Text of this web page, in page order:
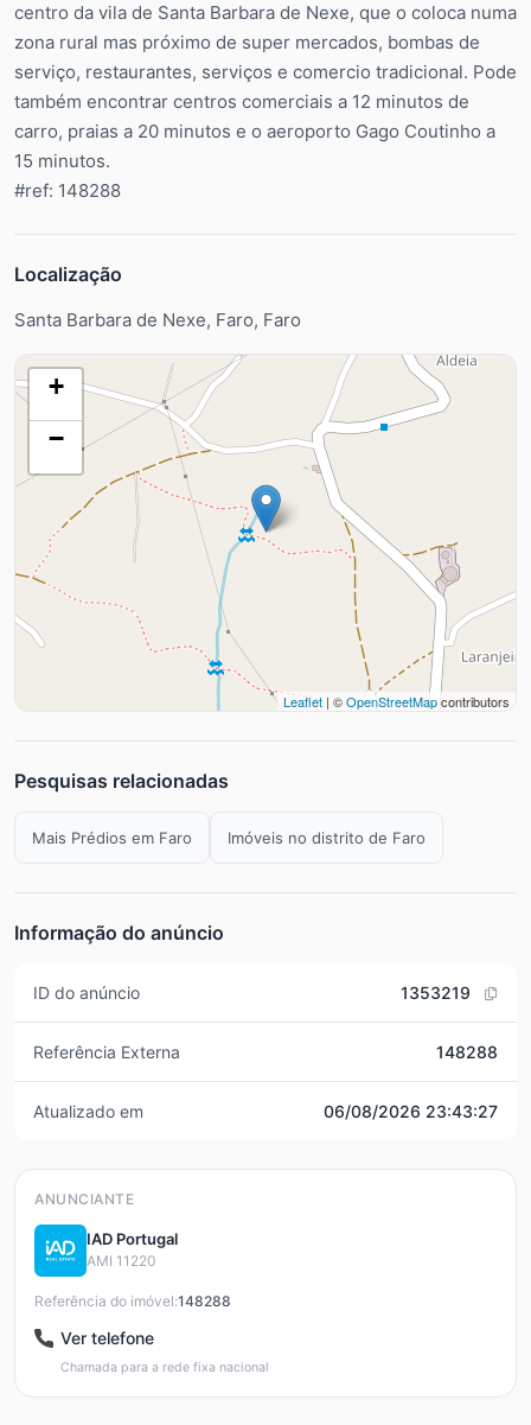
centro da vila de Santa Barbara de Nexe, que o coloca numa
zona rural mas próximo de super mercados, bombas de
serviço, restaurantes, serviços e comercio tradicional. Pode
também encontrar centros comerciais a 12 minutos de
carro, praias a 20 minutos e o aeroporto Gago Coutinho a
15 minutos.
#ref: 148288
Localização
Santa Barbara de Nexe, Faro, Faro
+
−
Leaflet | ©OpenStreetMapcontributors
Pesquisas relacionadas
Mais Prédios em Faro Imóveis no distrito de Faro
Informação do anúncio
ID do anúncio 1353219
Referência Externa 148288
Atualizado em 06/08/2026 23:43:27
ANUNCIANTE
IAD Portugal
AMI 11220
Referência do imóvel:148288
Ver telefone
Chamada para a rede fixa nacional